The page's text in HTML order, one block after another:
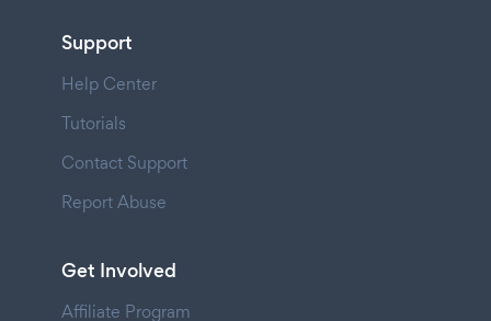
Support
Help Center
Tutorials
Contact Support
Report Abuse
Get Involved
Affiliate Program